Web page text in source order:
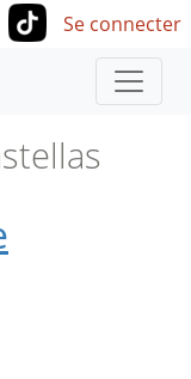
User
Se connecter